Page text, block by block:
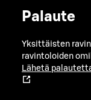
Palaute
Yksittäisten
ravintoloiden
Lähetä